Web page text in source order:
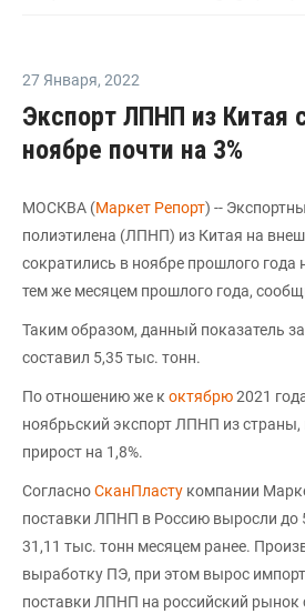
27 Января, 2022
Экспорт ЛПНП из Китая
ноябре почти на 3%
МОСКВА (Маркет Репорт) --
полиэтилена (ЛПНП) из Китая на
сократились в ноябре прошлого года
тем же месяцем прошлого года,
Таким образом, данный показатель
составил 5,35 тыс. тонн.
По отношению же к октябрю2021
ноябрьский экспорт ЛПНП из страны,
прирост на 1,8%.
СогласноСканПласту компании
поставки ЛПНП в Россию выросли до
31,11 тыс. тонн месяцем ранее.
выработку ПЭ, при этом вырос
поставки ЛПНП на российский рынок